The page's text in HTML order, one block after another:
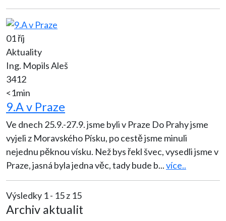
01 říj
Aktuality
Ing. Mopils Aleš
3412
<1min
9.A v Praze
Ve dnech 25.9.-27.9. jsme byli v Praze Do Prahy jsme
vyjeli z Moravského Písku, po cestě jsme minuli
nejednu pěknou vísku. Než bys řekl švec, vysedli jsme v
Praze, jasná byla jedna věc, tady bude b...více..
Výsledky 1 - 15 z 15
Archiv aktualit